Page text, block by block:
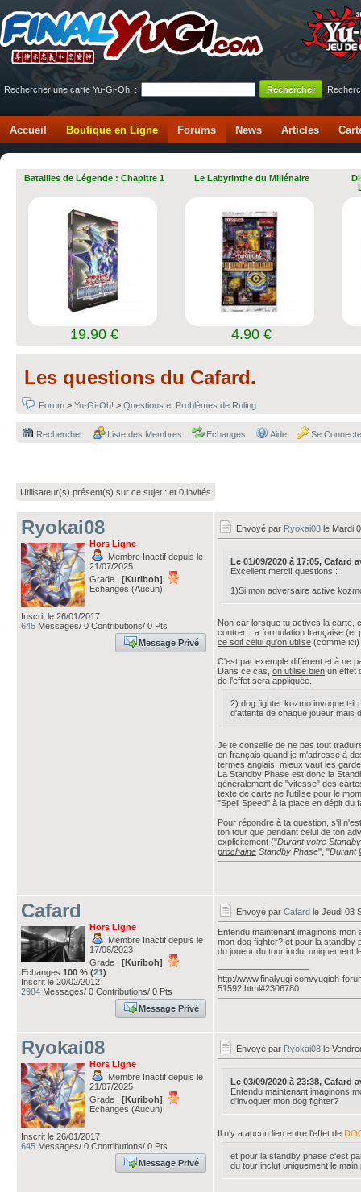
Rechercher une carte Yu-Gi-Oh! :
Accueil Boutique en Ligne Forums News Articles
Batailles de Légende : Chapitre 1
19.90 €
Le Labyrinthe du Millénaire
4.90 €
Les questions du Cafard.
Forum > Yu-Gi-Oh! > Questions et Problèmes de Ruling
Rechercher Liste des Membres Echanges Aide Se
Utilisateur(s) présent(s) sur ce sujet : et 0 invités
Ryokai08
Hors Ligne
Membre Inactif depuis le
21/07/2025
Grade : [Kuriboh]
Echanges (Aucun)
Inscrit le 26/01/2017
645 Messages/ 0 Contributions/ 0 Pts
Message Privé
Envoyé par Ryokai08 le Mardi
Le 01/09/2020 à 17:05, Cafard
Excellent merci! questions :
1)Si mon adversaire active
Non car lorsque tu actives la carte,
contrer. La formulation française
ce soit celui qu'on utilise (comme
C'est par exemple différent et à ne
Dans ce cas, on utilise bien un effet
de l'effet sera appliquée.
2) dog fighter kozmo invoque t-il
d'attente de chaque joueur mais
Je te conseille de ne pas tout
en français quand je m'adresse à
termes anglais, mieux vaut les
La Standby Phase est donc la
généralement de "vitesse" des
texte de carte ne l'utilise pour le
"Spell Speed" à la place en dépit du
Pour répondre à ta question, s'il
ton tour que pendant celui de ton
explicitement ("Durantvotre
prochaine Standby Phase", "Durant
Cafard
Hors Ligne
Membre Inactif depuis le
17/06/2023
Grade : [Kuriboh]
Echanges 100 % (21)
Inscrit le 20/02/2012
2984 Messages/ 0 Contributions/ 0 Pts
Message Privé
Envoyé par Cafard le Jeudi 03
Entendu maintenant imaginons
mon dog fighter? et pour la standby
du joueur du tour inclut uniquement
http://www.finalyugi.com/yugioh-
51592.html#2306780
Ryokai08
Hors Ligne
Membre Inactif depuis le
21/07/2025
Grade : [Kuriboh]
Echanges (Aucun)
Inscrit le 26/01/2017
645 Messages/ 0 Contributions/ 0 Pts
Message Privé
Envoyé par Ryokai08 le
Le 03/09/2020 à 23:38, Cafard
Entendu maintenant imaginons
d'invoquer mon dog fighter?
Il n'y a aucun lien entre l'effet de
et pour la standby phase c'est
du tour inclut uniquement le